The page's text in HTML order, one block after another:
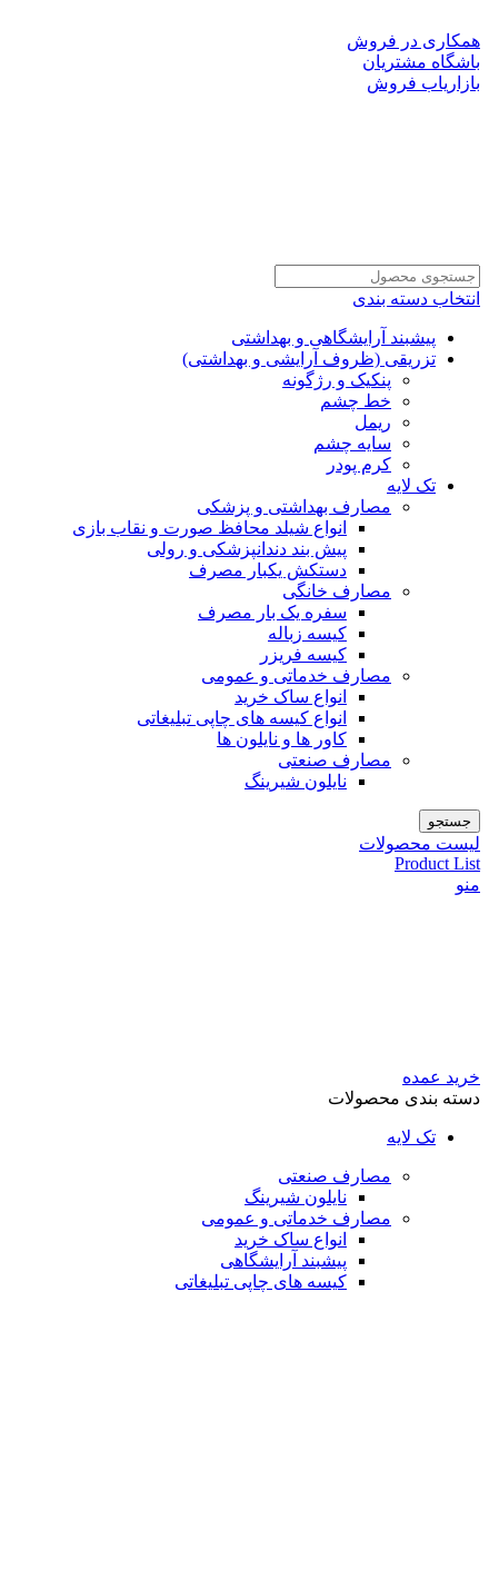
همکاری در فروش
باشگاه مشتریان
بازاریاب فروش
انتخاب دسته بندی
پیشبند آرایشگاهی و بهداشتی
تزریقی (ظروف آرایشی و بهداشتی)
پنکیک و رژگونه
خط چشم
ریمل
سایه چشم
کرم پودر
تک لایه
مصارف بهداشتی و پزشکی
انواع شیلد محافظ صورت و نقاب بازی
پیش بند دندانپزشکی و رولی
دستکش یکبار مصرف
مصارف خانگی
سفره یک بار مصرف
کیسه زباله
کیسه فریزر
مصارف خدماتی و عمومی
انواع ساک خرید
انواع کیسه های چاپی تبلیغاتی
کاور ها و نایلون ها
مصارف صنعتی
نایلون شیرینگ
جستجو
لیست محصولات
Product List
منو
خرید عمده
دسته بندی محصولات
تک لایه
مصارف صنعتی
نایلون شیرینگ
مصارف خدماتی و عمومی
انواع ساک خرید
پیشبند آرایشگاهی
کیسه های چاپی تبلیغاتی